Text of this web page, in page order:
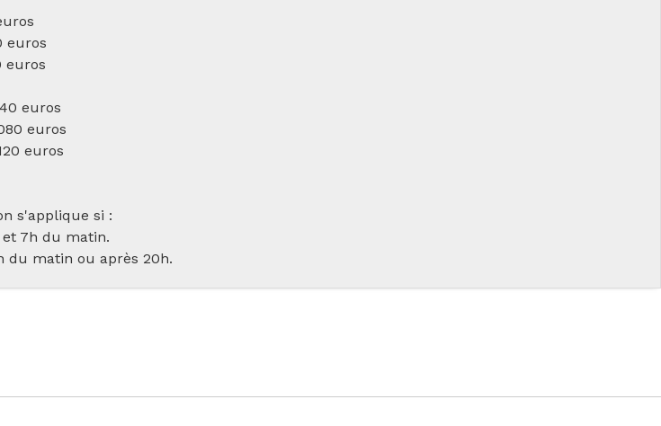
euros
euros
euros
euros
euros
s'applique si :
7h du matin.
du matin ou après 20h.